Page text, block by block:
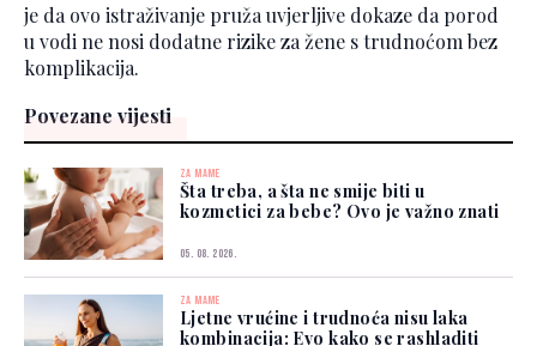
je da ovo istraživanje pruža uvjerljive dokaze da porod
u vodi ne nosi dodatne rizike za žene s trudnoćom bez
komplikacija.
Povezane vijesti
ZA MAME
Šta treba, a šta ne smije biti u
kozmetici za bebe? Ovo je važno znati
05. 08. 2026.
ZA MAME
Ljetne vrućine i trudnoća nisu laka
kombinacija: Evo kako se rashladiti